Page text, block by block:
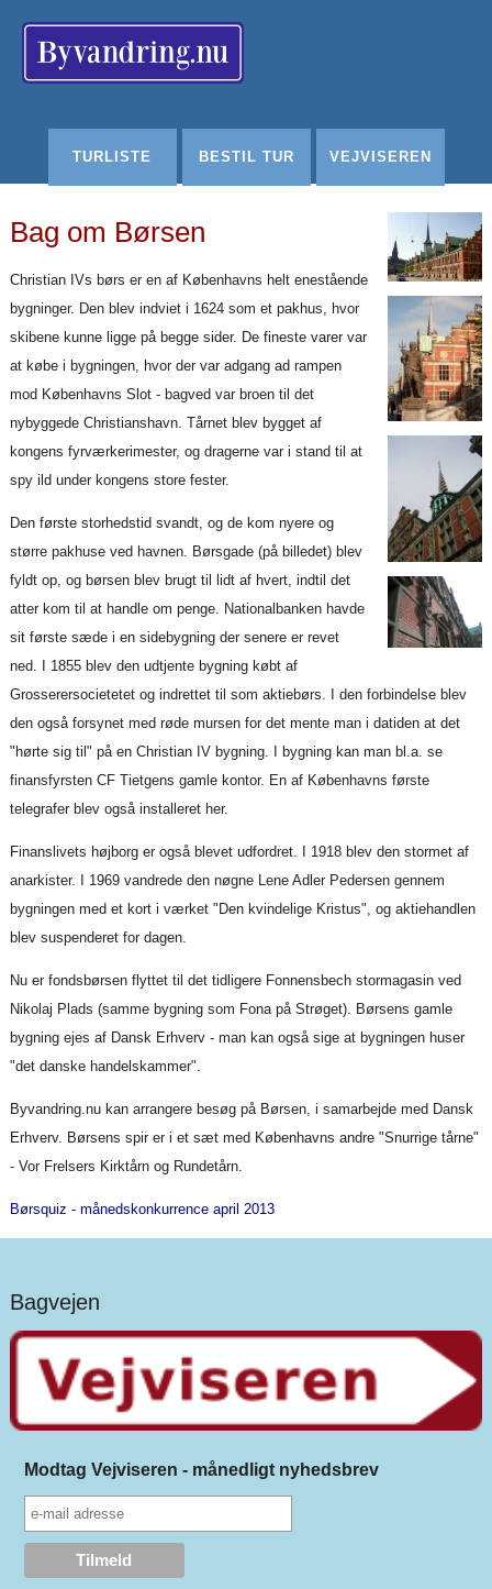
TURLISTE BESTIL TUR VEJVISEREN
Bag om Børsen
Christian IVs børs er en af Københavns helt enestående
bygninger. Den blev indviet i 1624 som et pakhus, hvor
skibene kunne ligge på begge sider. De fineste varer var
at købe i bygningen, hvor der var adgang ad rampen
mod Københavns Slot - bagved var broen til det
nybyggede Christianshavn. Tårnet blev bygget af
kongens fyrværkerimester, og dragerne var i stand til at
spy ild under kongens store fester.
Den første storhedstid svandt, og de kom nyere og
større pakhuse ved havnen. Børsgade (på billedet) blev
fyldt op, og børsen blev brugt til lidt af hvert, indtil det
atter kom til at handle om penge. Nationalbanken havde
sit første sæde i en sidebygning der senere er revet
ned. I 1855 blev den udtjente bygning købt af
Grosserersocietetet og indrettet til som aktiebørs. I den forbindelse blev
den også forsynet med røde mursen for det mente man i datiden at det
"hørte sig til" på en Christian IV bygning. I bygning kan man bl.a. se
finansfyrsten CF Tietgens gamle kontor. En af Københavns første
telegrafer blev også installeret her.
Finanslivets højborg er også blevet udfordret. I 1918 blev den stormet af
anarkister. I 1969 vandrede den nøgne Lene Adler Pedersen gennem
bygningen med et kort i værket "Den kvindelige Kristus", og aktiehandlen
blev suspenderet for dagen.
Nu er fondsbørsen flyttet til det tidligere Fonnensbech stormagasin ved
Nikolaj Plads (samme bygning som Fona på Strøget). Børsens gamle
bygning ejes af Dansk Erhverv - man kan også sige at bygningen huser
"det danske handelskammer".
Byvandring.nu kan arrangere besøg på Børsen, i samarbejde med Dansk
Erhverv. Børsens spir er i et sæt med Københavns andre "Snurrige tårne"
- Vor Frelsers Kirktårn og Rundetårn.
Børsquiz - månedskonkurrence april 2013
Bagvejen
Modtag Vejviseren - månedligt nyhedsbrev